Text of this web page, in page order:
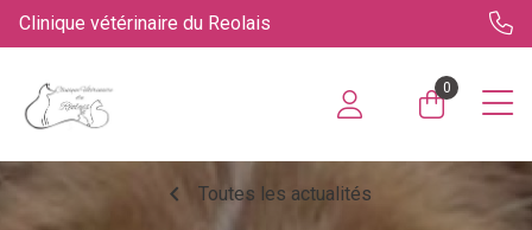
Clinique vétérinaire du Reolais
0
chevron_left Toutes les actualités